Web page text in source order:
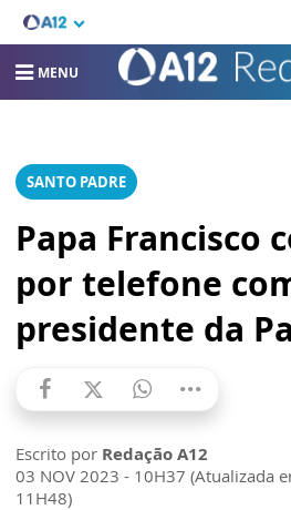
MENU
SANTO PADRE
Papa Francisco
por telefone
presidente da
Escrito por Redação A12
03 NOV 2023 - 10H37 (Atualizada
11H48)